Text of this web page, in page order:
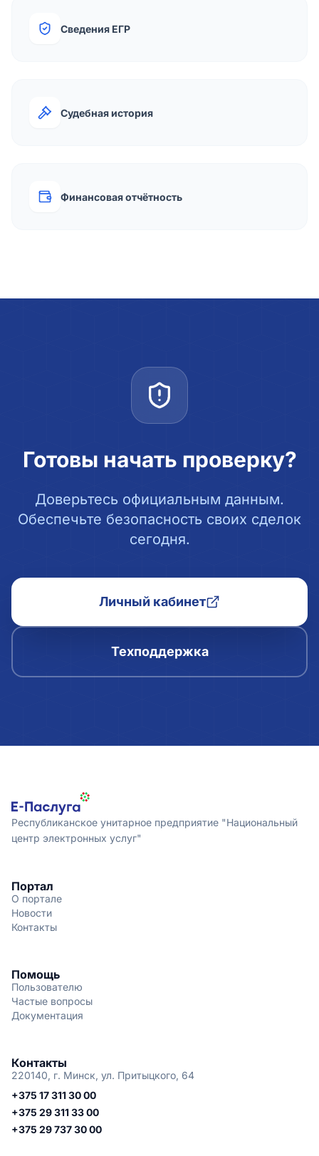
Сведения ЕГР
Судебная история
Финансовая отчётность
Готовы начать проверку?
Доверьтесь официальным данным.
Обеспечьте безопасность своих сделок
сегодня.
Личный кабинет
Техподдержка
Республиканское унитарное предприятие "Национальный
центр электронных услуг"
Портал
О портале
Новости
Контакты
Помощь
Пользователю
Частые вопросы
Документация
Контакты
220140, г. Минск, ул. Притыцкого, 64
+375 17 311 30 00
+375 29 311 33 00
+375 29 737 30 00